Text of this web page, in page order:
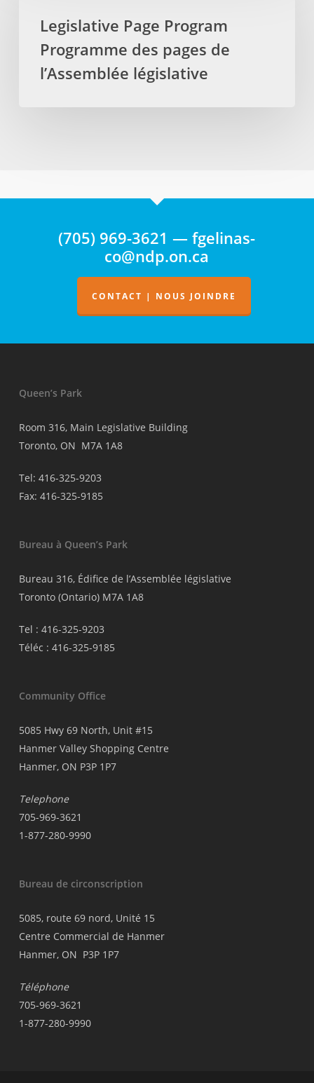
Programme
pages
l’Assemblée
Legislative Page Program
Programme des pages de
l’Assemblée législative
(705) 969-3621 — fgelinas-
co@ndp.on.ca
CONTACT | NOUS JOINDRE
Queen’s Park
Room 316, Main Legislative Building
Toronto, ON M7A 1A8
Tel: 416-325-9203
Fax: 416-325-9185
Bureau à Queen’s Park
Bureau 316, Édifice de l’Assemblée législative
Toronto (Ontario) M7A 1A8
Tel : 416-325-9203
Téléc : 416-325-9185
Community Office
5085 Hwy 69 North, Unit #15
Hanmer Valley Shopping Centre
Hanmer, ON P3P 1P7
Telephone
705-969-3621
1-877-280-9990
Bureau de circonscription
5085, route 69 nord, Unité 15
Centre Commercial de Hanmer
Hanmer, ON P3P 1P7
Téléphone
705-969-3621
1-877-280-9990